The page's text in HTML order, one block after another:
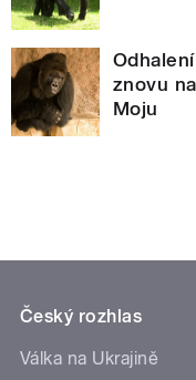
znovu
Moju
Český rozhlas
Válka na Ukrajině